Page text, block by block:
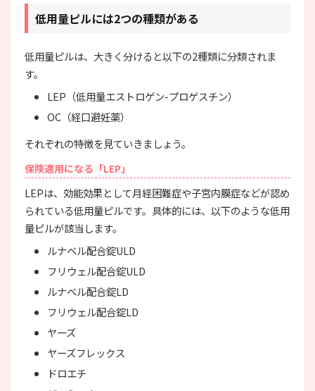
低用量ピルには2つの種類がある
低用量ピルは、大きく分けると以下の2種類に分類されま
す。
LEP（低用量エストロゲン-プロゲスチン）
OC（経口避妊薬）
それぞれの特徴を見ていきましょう。
保険適用になる「LEP」
LEPは、効能効果として月経困難症や子宮内膜症などが認め
られている低用量ピルです。具体的には、以下のような低用
量ピルが該当します。
ルナベル配合錠ULD
フリウェル配合錠ULD
ルナベル配合錠LD
フリウェル配合錠LD
ヤーズ
ヤーズフレックス
ドロエチ